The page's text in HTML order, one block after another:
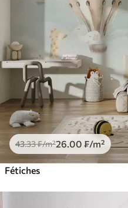
43.33₣/m²26 .00 ₣/m²
Fétiches